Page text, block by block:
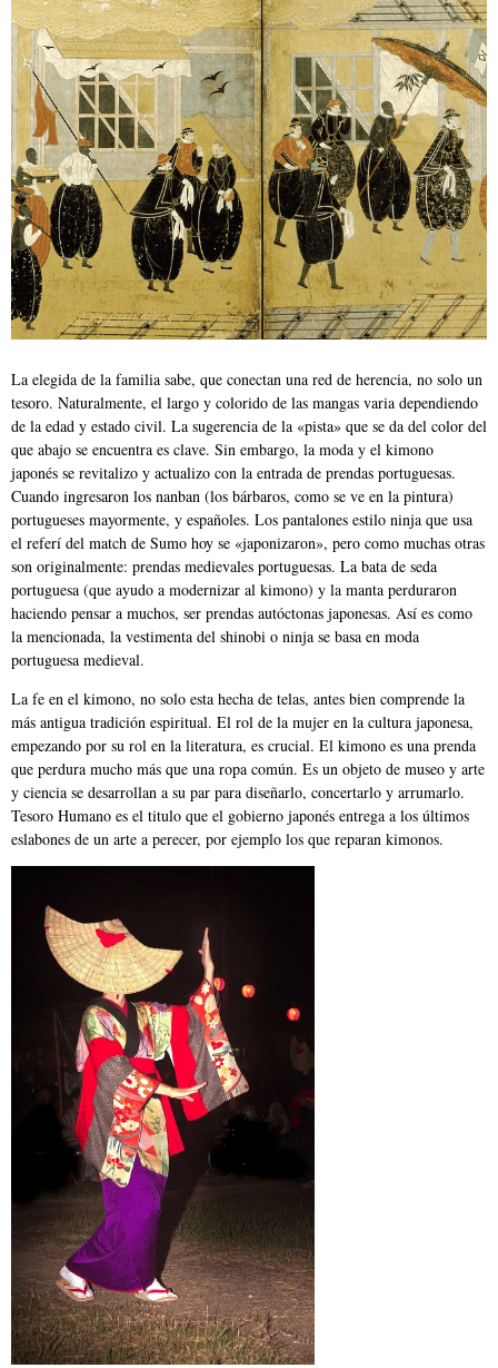
La elegida de la familia sabe, que conectan una red de herencia, no solo un
tesoro. Naturalmente, el largo y colorido de las mangas varia dependiendo
de la edad y estado civil. La sugerencia de la «pista» que se da del color del
que abajo se encuentra es clave. Sin embargo, la moda y el kimono
japonés se revitalizo y actualizo con la entrada de prendas portuguesas.
Cuando ingresaron los nanban (los bárbaros, como se ve en la pintura)
portugueses mayormente, y españoles. Los pantalones estilo ninja que usa
el referí del match de Sumo hoy se «japonizaron», pero como muchas otras
son originalmente: prendas medievales portuguesas. La bata de seda
portuguesa (que ayudo a modernizar al kimono) y la manta perduraron
haciendo pensar a muchos, ser prendas autóctonas japonesas. Así es como
la mencionada, la vestimenta del shinobi o ninja se basa en moda
portuguesa medieval.
La fe en el kimono, no solo esta hecha de telas, antes bien comprende la
más antigua tradición espiritual. El rol de la mujer en la cultura japonesa,
empezando por su rol en la literatura, es crucial. El kimono es una prenda
que perdura mucho más que una ropa común. Es un objeto de museo y arte
y ciencia se desarrollan a su par para diseñarlo, concertarlo y arrumarlo.
Tesoro Humano es el titulo que el gobierno japonés entrega a los últimos
eslabones de un arte a perecer, por ejemplo los que reparan kimonos.